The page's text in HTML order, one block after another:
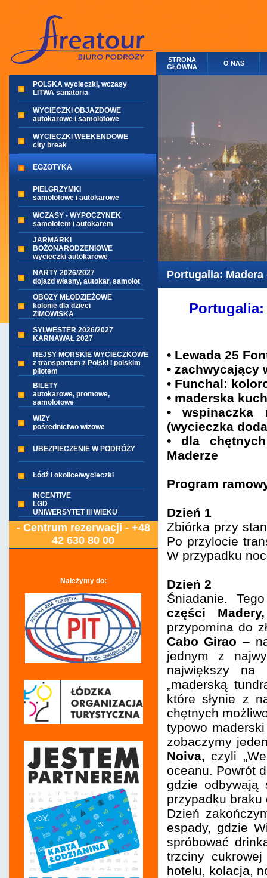
STRONA
GŁÓWNA
O NAS
POLSKA wycieczki, wczasy
LITWA sanatoria
WYCIECZKI OBJAZDOWE
autokarowe i samolotowe
WYCIECZKI WEEKENDOWE
city break
EGZOTYKA
PIELGRZYMKI
samolotowe i autokarowe
WCZASY - WYPOCZYNEK
samolotem i autokarem
JARMARKI
BOŻONARODZENIOWE
wycieczki autokarowe
NARTY 2026/2027
dojazd własny, autokar, samolot
OBOZY MŁODZIEŻOWE
kolonie dla dzieci
ZIMOWISKA
SYLWESTER 2026/2027
KARNAWAŁ 2027
REJSY MORSKIE WYCIECZKOWE
z transportem z Polski i polskim
pilotem
BILETY
autokarowe, promowe,
samolotowe
WIZY
pośrednictwo wizowe
UBEZPIECZENIE W PODRÓŻY
Łódź i okolice/wycieczki
INCENTIVE
LGD
UNIWERSYTET III WIEKU
- Centrum rezerwacji - +48
42 630 80 00
Należymy do:
Portugalia:
• Lewada 25
• zachwycający
• Funchal:
• maderska
•
(wycieczka
• dla
Maderze
Program
Dzień 1
Zbiórka przy
Po przylocie
W przypadku
Dzień 2
Śniadanie.
części Madery,
przypomina do
Cabo Girao –
jednym z
największy
„maderską
które słynie z
chętnych
typowo
zobaczymy
Noiva, czyli
oceanu. Powrót
gdzie odbywają
przypadku
Dzień
espady, gdzie
spróbować
trzciny
hotelu, kolacja,